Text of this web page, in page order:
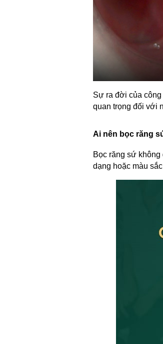
Sự ra đời của
quan trọng đối với
Ai nên bọc răng
Bọc răng sứ
dạng hoặc màu